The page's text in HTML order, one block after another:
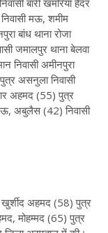
मऊ, शमीम
बांध थाना रोजा
जमालपुर थाना बेलवा
निवासी अमीनपुरा
असनुला निवासी
अहमद (55) पुत्र
अबुलैस (42) निवासी
अहमद (58) पुत्र
मोहम्मद (65) पुत्र